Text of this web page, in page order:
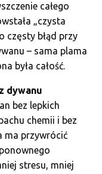
całego
„czysta
częsty błąd przy
– sama plama
była całość.
dywanu
bez lepkich
chemii i bez
ma przywrócić
stresu, mniej